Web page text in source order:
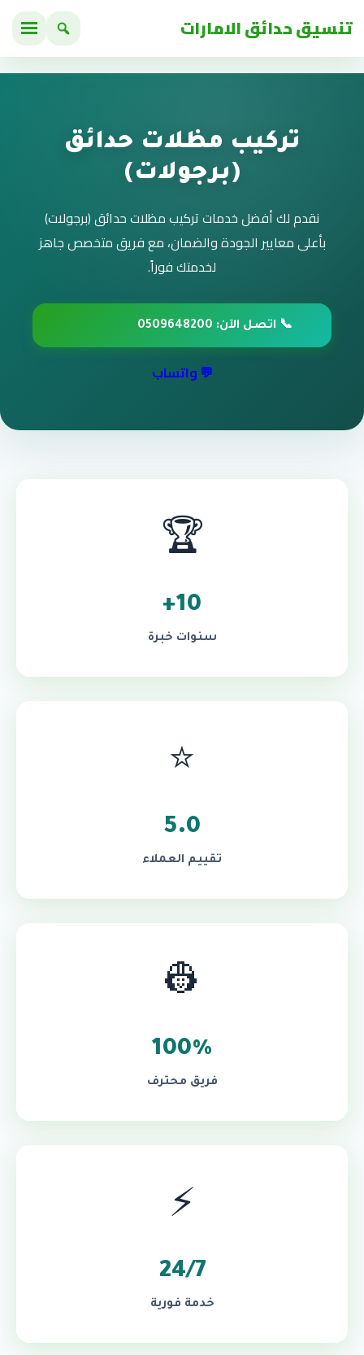
تنسيق حدائق الامارات
تركيب مظلات حدائق
(برجولات)
نقدم لك أفضل خدمات تركيب مظلات حدائق (برجولات)
بأعلى معايير الجودة والضمان، مع فريق متخصص جاهز
لخدمتك فوراً.
📞 اتصل الآن: 0509648200
💬 واتساب
🏆
10+
سنوات خبرة
⭐
5.0
تقييم العملاء
👷
100%
فريق محترف
⚡
24/7
خدمة فورية